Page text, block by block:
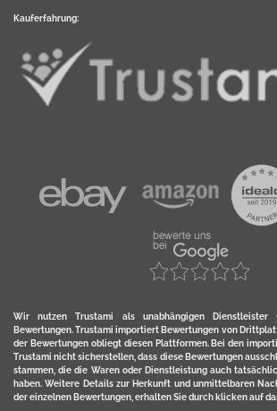
Kauferfahrung:
Wir nutzen Trustami als unabhängigen
Bewertungen. Trustami importiert Bewertungen von
der Bewertungen obliegt diesen Plattformen. Bei den
Trustami nicht sicherstellen, dass diese Bewertungen
stammen, die die Waren oder Dienstleistung auch
haben. Weitere Details zur Herkunft und unmittelbaren
der einzelnen Bewertungen, erhalten Sie durch klicken auf